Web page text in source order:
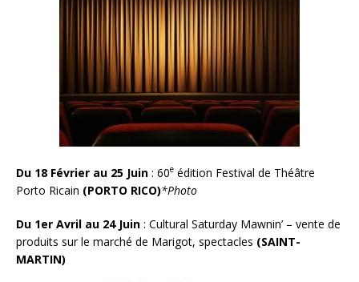
Du 18 Février au 25 Juin : 60e édition Festival de Théâtre
Porto Ricain (PORTO RICO)*Photo
Du 1er Avril au 24 Juin : Cultural Saturday Mawnin’ – vente de
produits sur le marché de Marigot, spectacles (SAINT-
MARTIN)